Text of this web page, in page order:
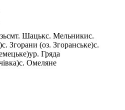
смт. Шацькс. Мельникис.
с. Згорани (оз. Згоранське)с.
ур. Гряда
с. Омеляне